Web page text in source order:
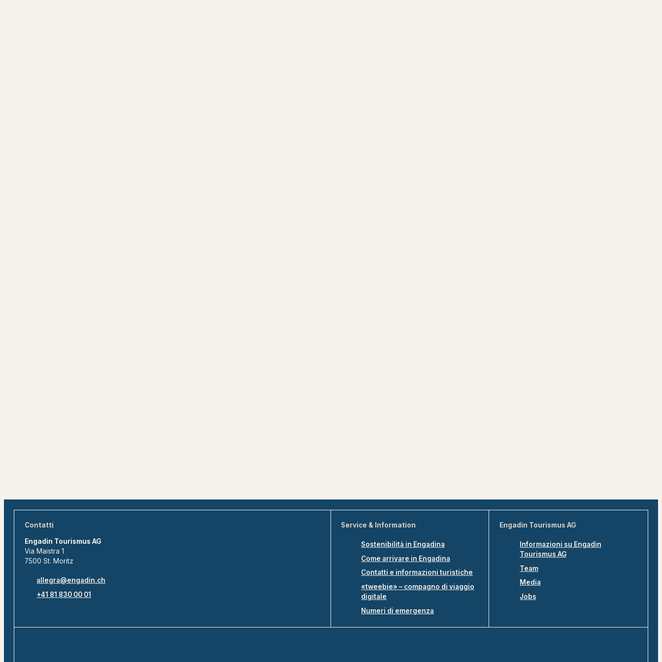
Contatti
Engadin Tourismus AG
Via Maistra 1
7500 St. Moritz
allegra@engadin.ch
+41 81 830 00 01
Service & Information
Sostenibilità in Engadina
Come arrivare in Engadina
Contatti e informazioni turistiche
«tweebie» – compagno di viaggio
digitale
Numeri di emergenza
Engadin Tourismus AG
Informazioni su Engadin
Tourismus AG
Team
Media
Jobs